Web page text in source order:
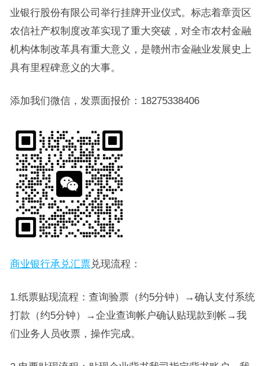
业银行股份有限公司举行挂牌开业仪式。标志着章贡区
农信社产权制度改革实现了重大突破，对全市农村金融
机构体制改革具有重大意义，是赣州市金融业发展史上
具有里程碑意义的大事。
添加我们微信，发票面报价：18275338406
商业银行承兑汇票兑现流程：
1.纸票贴现流程：查询验票（约5分钟）→确认支付系统
打款（约5分钟）→企业查询帐户确认贴现款到帐→我
们业务人员收票，操作完成。